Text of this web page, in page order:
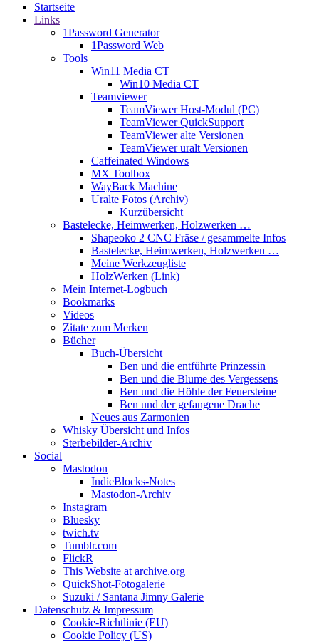
Startseite
Links
1Password Generator
1Password Web
Tools
Win11 Media CT
Win10 Media CT
Teamviewer
TeamViewer Host-Modul (PC)
TeamViewer QuickSupport
TeamViewer alte Versionen
TeamViewer uralt Versionen
Caffeinated Windows
MX Toolbox
WayBack Machine
Uralte Fotos (Archiv)
Kurzübersicht
Bastelecke, Heimwerken, Holzwerken …
Shapeoko 2 CNC Fräse / gesammelte Infos
Bastelecke, Heimwerken, Holzwerken …
Meine Werkzeugliste
HolzWerken (Link)
Mein Internet-Logbuch
Bookmarks
Videos
Zitate zum Merken
Bücher
Buch-Übersicht
Ben und die entführte Prinzessin
Ben und die Blume des Vergessens
Ben und die Höhle der Feuersteine
Ben und der gefangene Drache
Neues aus Zarmonien
Whisky Übersicht und Infos
Sterbebilder-Archiv
Social
Mastodon
IndieBlocks-Notes
Mastodon-Archiv
Instagram
Bluesky
twich.tv
Tumblr.com
FlickR
This Website at archive.org
QuickShot-Fotogalerie
Suzuki / Santana Jimny Galerie
Datenschutz & Impressum
Cookie-Richtlinie (EU)
Cookie Policy (US)